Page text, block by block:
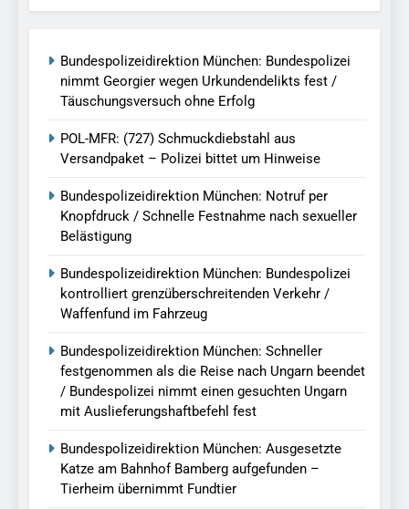
Bundespolizeidirektion München: Bundespolizei
nimmt Georgier wegen Urkundendelikts fest /
Täuschungsversuch ohne Erfolg
POL-MFR: (727) Schmuckdiebstahl aus
Versandpaket – Polizei bittet um Hinweise
Bundespolizeidirektion München: Notruf per
Knopfdruck / Schnelle Festnahme nach sexueller
Belästigung
Bundespolizeidirektion München: Bundespolizei
kontrolliert grenzüberschreitenden Verkehr /
Waffenfund im Fahrzeug
Bundespolizeidirektion München: Schneller
festgenommen als die Reise nach Ungarn beendet
/ Bundespolizei nimmt einen gesuchten Ungarn
mit Auslieferungshaftbefehl fest
Bundespolizeidirektion München: Ausgesetzte
Katze am Bahnhof Bamberg aufgefunden –
Tierheim übernimmt Fundtier